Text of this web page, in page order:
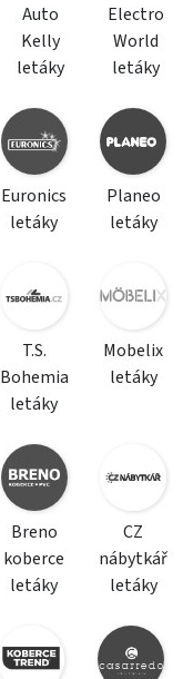
Auto
Kelly
letáky
Electro
World
letáky
Euronics
letáky
Planeo
letáky
T.S.
Bohemia
letáky
Mobelix
letáky
Breno
koberce
letáky
CZ
nábytkář
letáky